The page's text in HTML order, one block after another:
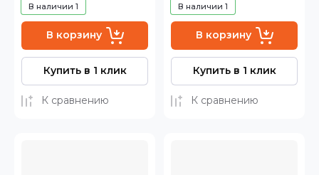
В наличии 1
В корзину
Купить в 1 клик
К сравнению
В наличии 1
В корзину
Купить в 1 клик
К сравнению